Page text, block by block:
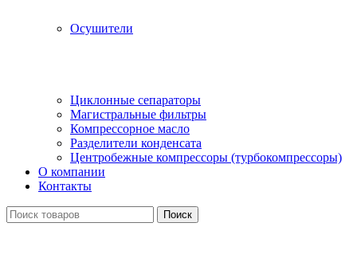
Осушители
Циклонные сепараторы
Магистральные фильтры
Компрессорное масло
Разделители конденсата
Центробежные компрессоры (турбокомпрессоры)
О компании
Контакты
Поиск